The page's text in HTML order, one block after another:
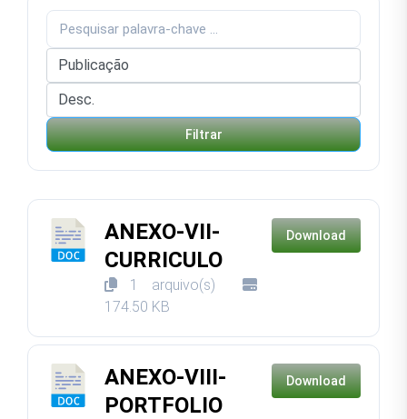
Filtrar
ANEXO-VII-
CURRICULO
1 arquivo(s)
174.50 KB
Download
ANEXO-VIII-
PORTFOLIO
Download